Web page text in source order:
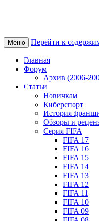
Меню Перейти к
Главная
Форум
Архив (2006-
Статьи
Новичкам
Киберспорт
История
Обзоры и
Серия FIFA
FIFA 17
FIFA 16
FIFA 15
FIFA 14
FIFA 13
FIFA 12
FIFA 11
FIFA 10
FIFA 09